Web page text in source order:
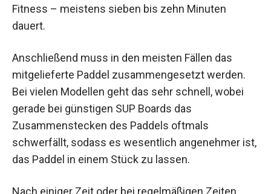
Fitness – meistens sieben bis zehn Minuten
dauert.
Anschließend muss in den meisten Fällen das
mitgelieferte Paddel zusammengesetzt werden.
Bei vielen Modellen geht das sehr schnell, wobei
gerade bei günstigen SUP Boards das
Zusammenstecken des Paddels oftmals
schwerfällt, sodass es wesentlich angenehmer ist,
das Paddel in einem Stück zu lassen.
Nach einiger Zeit oder bei regelmäßigen Zeiten